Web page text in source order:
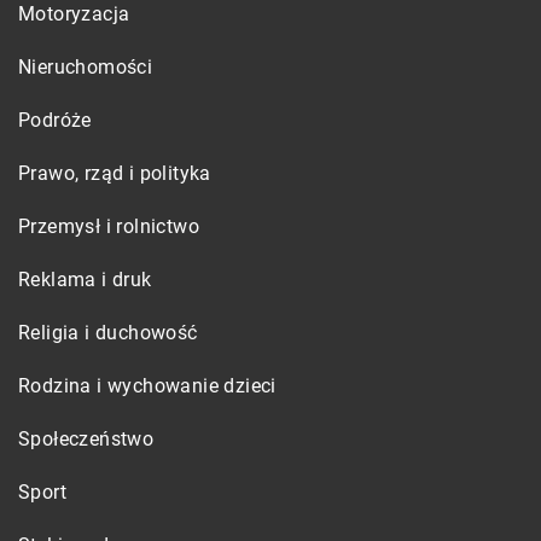
Motoryzacja
Nieruchomości
Podróże
Prawo, rząd i polityka
Przemysł i rolnictwo
Reklama i druk
Religia i duchowość
Rodzina i wychowanie dzieci
Społeczeństwo
Sport